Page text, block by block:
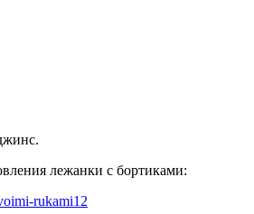
лежанки с бортиками: